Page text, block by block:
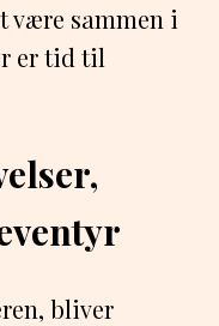
være sammen i
er tid til
bliver